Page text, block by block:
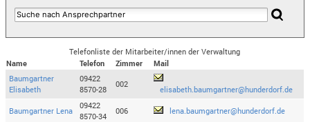
Telefonliste der Mitarbeiter/innen der Verwaltung
Name
Telefon Zimmer
Mail
Baumgartner
Elisabeth
09422
8570-28
002
elisabeth.baumgartner@hunderdorf.de
Baumgartner Lena
09422
8570-34
006 lena.baumgartner@hunderdorf.de